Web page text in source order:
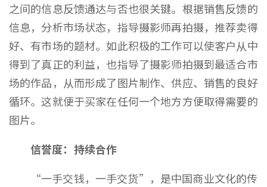
之间的信息反馈通达与否也很关键。根据销售反馈的
信息，分析市场状态，指导摄影师再拍摄，推荐卖得
好、有市场的题材。如此积极的工作可以使客户从中
得到了真正的利益，也指导了摄影师拍摄到最适合市
场的作品，从而形成了图片制作、供应、销售的良好
循环。这就便于买家在任何一个地方方便取得需要的
图片。
信誉度：持续合作
“一手交钱，一手交货”，是中国商业文化的传